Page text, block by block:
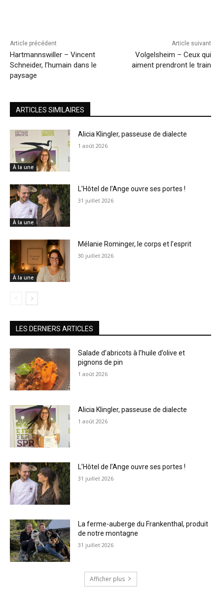
Article précédent
Hartmannswiller – Vincent
Schneider, l’humain dans le
paysage
Article suivant
Volgelsheim – Ceux qui
aiment prendront le train
ARTICLES SIMILAIRES
À la une
Alicia Klingler, passeuse de dialecte
1 août 2026
À la une
L’Hôtel de l’Ange ouvre ses portes !
31 juillet 2026
À la une
Mélanie Rominger, le corps et l’esprit
30 juillet 2026
LES DERNIERS ARTICLES
Salade d’abricots à l’huile d’olive et
pignons de pin
1 août 2026
Alicia Klingler, passeuse de dialecte
1 août 2026
L’Hôtel de l’Ange ouvre ses portes !
31 juillet 2026
La ferme-auberge du Frankenthal, produit
de notre montagne
31 juillet 2026
Afficher plus